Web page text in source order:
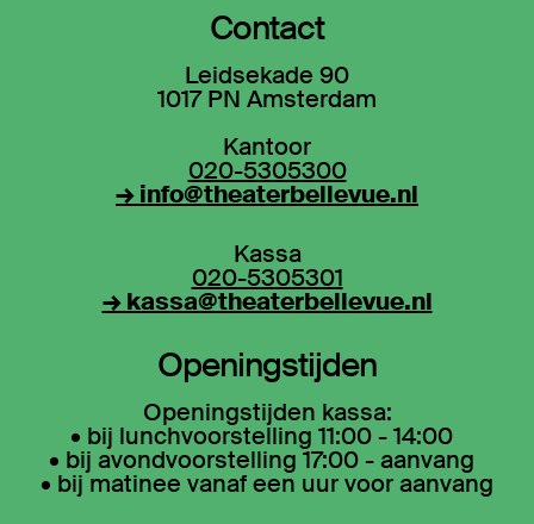
Contact
Leidsekade 90
1017 PN Amsterdam
Kantoor
020-5305300
→ info@theaterbellevue.nl
Kassa
020-5305301
→ kassa@theaterbellevue.nl
Openingstijden
Openingstijden kassa:
• bij lunchvoorstelling 11:00 - 14:00
• bij avondvoorstelling 17:00 - aanvang
• bij matinee vanaf een uur voor aanvang